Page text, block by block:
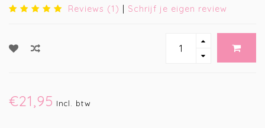
Reviews (1) | Schrijf je eigen review
€21,95 Incl. btw